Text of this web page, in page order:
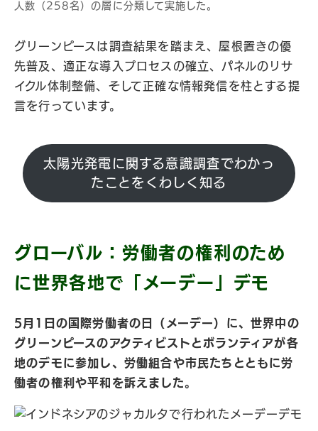
人数（258名）の層に分類して実施した。
グリーンピースは調査結果を踏まえ、屋根置きの優
先普及、適正な導入プロセスの確立、パネルのリサ
イクル体制整備、そして正確な情報発信を柱とする提
言を行っています。
太陽光発電に関する意識調査でわかっ
たことをくわしく知る
グローバル：労働者の権利のため
に世界各地で「メーデー」デモ
5月1日の国際労働者の日（メーデー）に、世界中の
グリーンピースのアクティビストとボランティアが各
地のデモに参加し、労働組合や市民たちとともに労
働者の権利や平和を訴えました。